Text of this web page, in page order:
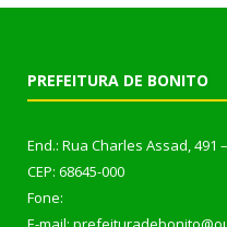
PREFEITURA DE BONITO
End.: Rua Charles Assad, 491
CEP: 68645-000
Fone: